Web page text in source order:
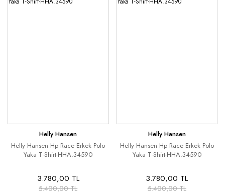
Helly Hansen
Helly Hansen Hp Race Erkek Polo
Yaka T-Shirt-HHA.34590
3.780,00 TL
5.400,00 TL
Helly Hansen
Helly Hansen Hp Race Erkek Polo
Yaka T-Shirt-HHA.34590
3.780,00 TL
5.400,00 TL